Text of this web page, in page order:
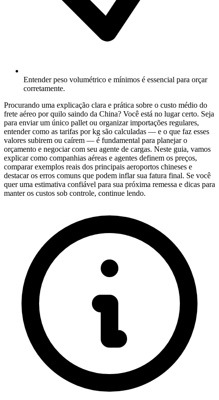
Entender peso volumétrico e mínimos é essencial para orçar
corretamente.
Procurando uma explicação clara e prática sobre o custo médio do
frete aéreo por quilo saindo da China? Você está no lugar certo. Seja
para enviar um único pallet ou organizar importações regulares,
entender como as tarifas por kg são calculadas — e o que faz esses
valores subirem ou caírem — é fundamental para planejar o
orçamento e negociar com seu agente de cargas. Neste guia, vamos
explicar como companhias aéreas e agentes definem os preços,
comparar exemplos reais dos principais aeroportos chineses e
destacar os erros comuns que podem inflar sua fatura final. Se você
quer uma estimativa confiável para sua próxima remessa e dicas para
manter os custos sob controle, continue lendo.